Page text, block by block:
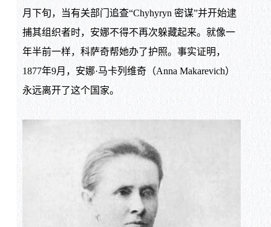
月下旬，当有关部门追查“Chyhyryn 密谋”并开始逮
捕其组织者时，安娜不得不再次躲藏起来。就像一
年半前一样，科萨奇帮她办了护照。事实证明，
1877年9月，安娜·马卡列维奇（Anna Makarevich）
永远离开了这个国家。